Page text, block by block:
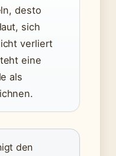
desto
sich
verliert
eine
als
den